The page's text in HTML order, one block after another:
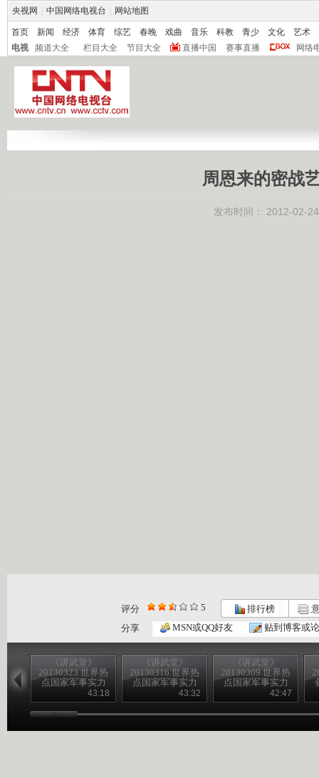
央视网 中国网络电视台 网站地图
首页 新闻 经济 体育 综艺 春晚 戏曲 音乐 科教 青少 文化
艺术
电视
频道大全 栏目大全 节目大全 直播中国 赛事直播 网络
周恩来的密战
发布时间： 2012-02-
评分 5 排行榜
分享
MSN或QQ好友 贴到博客或
《讲武堂》
20130323 世界热
点国家军事实力
扫描之三崛起的
印度军力
43:18
《讲武堂》
20130316 世界热
点国家军事实力
扫描之二 躁动的
日本军力
43:32
《讲武堂》
20130309 世界热
点国家军事实力
扫描之一潜在的
韩国军力
42:47